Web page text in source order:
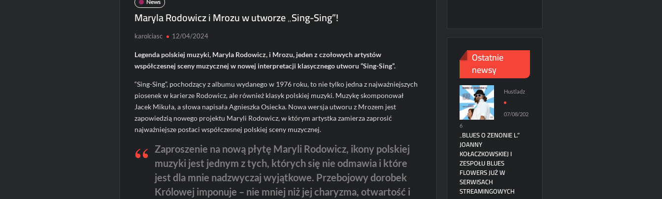
News
Maryla Rodowicz i Mrozu w utworze „Sing-Sing”!
karolciasc 12/04/2024
Legenda polskiej muzyki, Maryla Rodowicz, i Mrozu, jeden z czołowych artystów
współczesnej sceny muzycznej w nowej interpretacji klasycznego utworu “Sing-Sing”.
“Sing-Sing”, pochodzący z albumu wydanego w 1976 roku, to nie tylko jedna z najważniejszych
piosenek w karierze Rodowicz, ale również klasyk polskiej muzyki. Muzykę skomponował
Jacek Mikuła, a słowa napisała Agnieszka Osiecka. Nowa wersja utworu z Mrozem jest
zapowiedzią nowego projektu Maryli Rodowicz, w którym artystka zamierza zaprosić
najważniejsze postaci współczesnej polskiej sceny muzycznej.
Zaproszenie na nową płytę Maryli Rodowicz, ikony polskiej
muzyki jest jednym z tych, których się nie odmawia i które
jest dla mnie nadzwyczaj wyjątkowe. Przebojowy dorobek
Królowej imponuje – nie mniej niż jej charyzma, otwartość i
Ostatnie
newsy
Hustladz
07/08/202
6
„BLUES O ZENONIE L.”
JOANNY
KOŁACZKOWSKIEJ I
ZESPOŁU BLUES
FLOWERS JUŻ W
SERWISACH
STREAMINGOWYCH